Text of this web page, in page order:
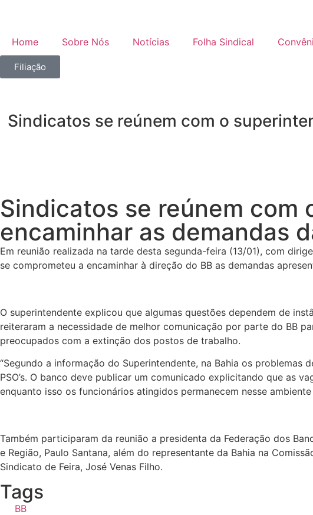
Home Sobre Nós Notícias Folha Sindical
Filiação
Sindicatos se reúnem com o
Sindicatos se reúnem com
encaminhar as demandas
Em reunião realizada na tarde desta segunda-feira (13/01), com
se comprometeu a encaminhar à direção do BB as demandas
O superintendente explicou que algumas questões dependem de
reiteraram a necessidade de melhor comunicação por parte do BB
preocupados com a extinção dos postos de trabalho.
“Segundo a informação do Superintendente, na Bahia os
PSO’s. O banco deve publicar um comunicado explicitando que as
enquanto isso os funcionários atingidos permanecem nesse
Também participaram da reunião a presidenta da Federação dos
e Região, Paulo Santana, além do representante da Bahia na
Sindicato de Feira, José Venas Filho.
Tags
BB